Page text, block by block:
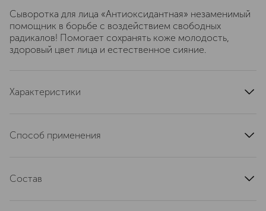
Сыворотка для лица «Антиоксидантная» незаменимый
помощник в борьбе с воздействием свободных
радикалов! Помогает сохранять коже молодость,
здоровый цвет лица и естественное сияние.
Характеристики
Способ применения
крем.
Состав